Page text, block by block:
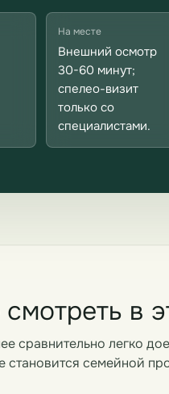
На месте
Внешний осмотр
30-60 минут;
спелео-визит
только со
специалистами.
в
легко
семейной